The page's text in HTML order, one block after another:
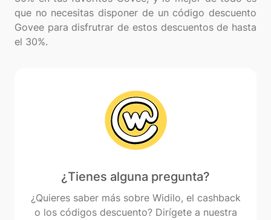
que no necesitas disponer de un código descuento
Govee para disfrutrar de estos descuentos de hasta
¿Tienes alguna pregunta?
¿Quieres saber más sobre Widilo, el cashback
o los códigos descuento? Dirígete a nuestra